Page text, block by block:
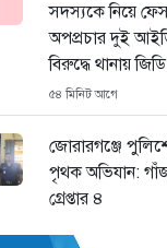
সদস্যকে নিয়ে
অপপ্রচার দুই
বিরুদ্ধে থানায় জিডি
৫৪ মিনিট আগে
জোরারগঞ্জে
পৃথক অভিযান:
গ্রেপ্তার ৪